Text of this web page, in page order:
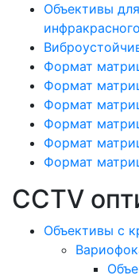
Объективы
Формат
Формат
Формат
Формат
Формат
Формат
CCTV
Объективы с